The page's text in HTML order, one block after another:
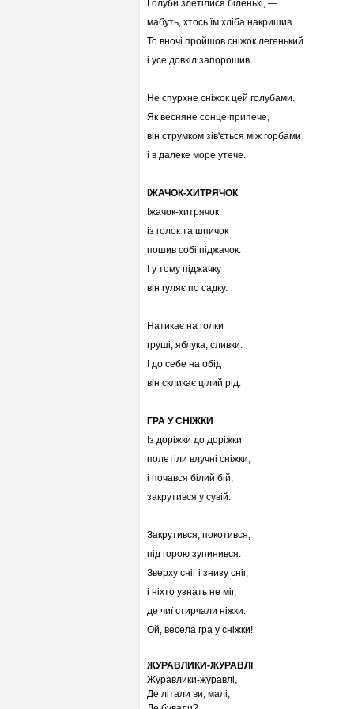
Голуби злетілися біленькі, —
мабуть, хтось їм хліба накришив.
То вночі пройшов сніжок легенький
і усе довкіл запорошив.
Не спурхне сніжок цей голубами.
Як весняне сонце припече,
він струмком зів'ється між горбами
і в далеке море утече.
ЇЖАЧОК-ХИТРЯЧОК
Їжачок-хитрячок
із голок та шпичок
пошив собі піджачок.
І у тому піджачку
він гуляє по садку.
Натикає на голки
груші, яблука, сливки.
І до себе на обід
він скликає цілий рід.
ГРА У СНІЖКИ
Із доріжки до доріжки
полетіли влучні сніжки,
і почався білий бій,
закрутився у сувій.
Закрутився, покотився,
під горою зупинився.
Зверху сніг і знизу сніг,
і ніхто узнать не міг,
де чиї стирчали ніжки.
Ой, весела гра у сніжки!
ЖУРАВЛИКИ-ЖУРАВЛІ
Журавлики-журавлі,
Де літали ви, малі,